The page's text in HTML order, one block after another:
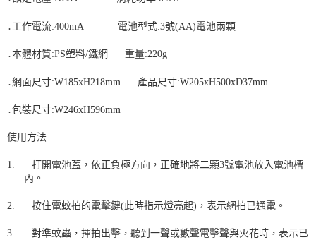
․工作電流:400mA 電池型式:3號(AA)電池兩顆
․本體材質:PS塑料/鐵網 重量:220g
․網面尺寸:W185xH218mm 產品尺寸:W205xH500xD37mm
․包裝尺寸:W246xH596mm
使用方法
1. 打開電池蓋，依正負極方向，正確地將二顆3號電池放入電池槽
內。
2. 按住電蚊拍的電擊鍵(此時指示燈亮起) ，表示網拍已通電。
3.
對準蚊蟲，揮拍出擊，聽到一聲或數聲電擊聲與火花時，表示已